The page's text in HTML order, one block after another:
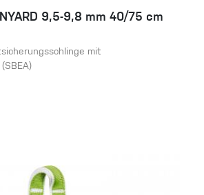
9,5-9,8 mm 40/75 cm
mit